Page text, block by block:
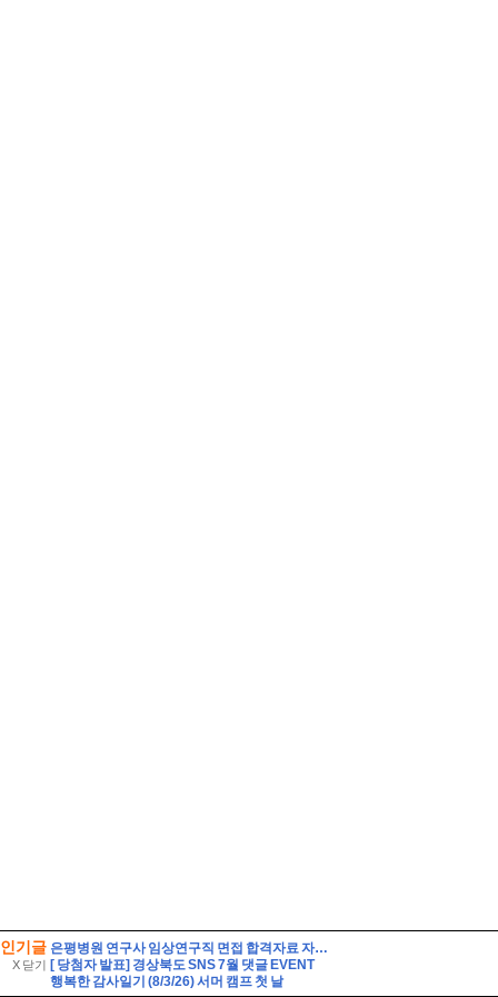
인기글
X 닫기
은평병원 연구사 임상연구직 면접 합격자료 자기소개 스크립트 및 실제 면접 합격 답안
[ 당첨자 발표] 경상북도 SNS 7월 댓글 EVENT
행복한 감사일기 (8/3/26) 서머 캠프 첫 날